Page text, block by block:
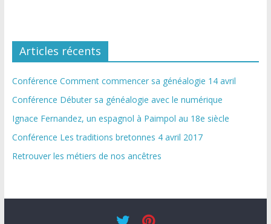
Articles récents
Conférence Comment commencer sa généalogie 14 avril
Conférence Débuter sa généalogie avec le numérique
Ignace Fernandez, un espagnol à Paimpol au 18e siècle
Conférence Les traditions bretonnes 4 avril 2017
Retrouver les métiers de nos ancêtres